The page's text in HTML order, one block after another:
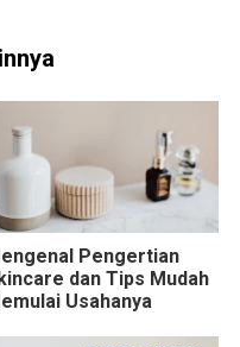
Pengertian
dan Tips Mudah
Usahanya